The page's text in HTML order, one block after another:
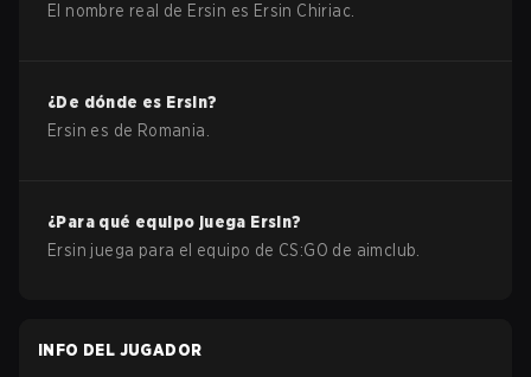
El nombre real de Ersin es Ersin Chiriac
¿De dónde es Ersin?
Ersin es de Romania
¿Para qué equipo juega Ersin?
Ersin juega para el equipo de CS:GO de aimclub
INFO DEL JUGADOR